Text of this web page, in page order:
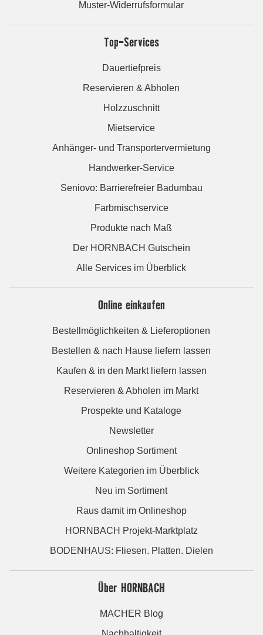
Muster-Widerrufsformular
Top-Services
Dauertiefpreis
Reservieren & Abholen
Holzzuschnitt
Mietservice
Anhänger- und Transportervermietung
Handwerker-Service
Seniovo: Barrierefreier Badumbau
Farbmischservice
Produkte nach Maß
Der HORNBACH Gutschein
Alle Services im Überblick
Online einkaufen
Bestellmöglichkeiten & Lieferoptionen
Bestellen & nach Hause liefern lassen
Kaufen & in den Markt liefern lassen
Reservieren & Abholen im Markt
Prospekte und Kataloge
Newsletter
Onlineshop Sortiment
Weitere Kategorien im Überblick
Neu im Sortiment
Raus damit im Onlineshop
HORNBACH Projekt-Marktplatz
BODENHAUS: Fliesen. Platten. Dielen
Über HORNBACH
MACHER Blog